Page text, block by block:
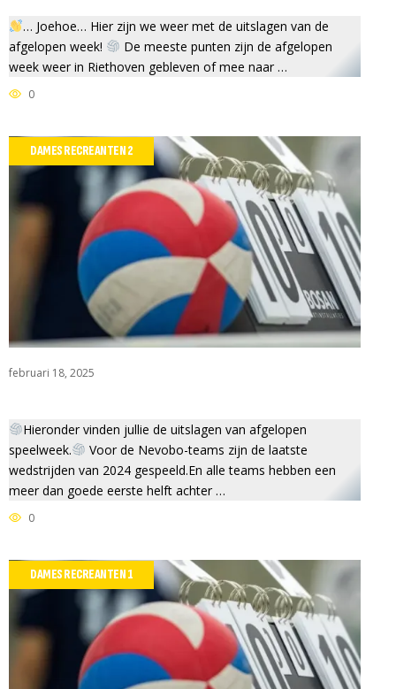
… Joehoe… Hier zijn we weer met de uitslagen van de
afgelopen week!
De meeste punten zijn de afgelopen
week weer in Riethoven gebleven of mee naar …
0
DAMES RECREANTEN 2
februari 18, 2025
Hieronder vinden jullie de uitslagen van afgelopen
speelweek.
Voor de Nevobo-teams zijn de laatste
wedstrijden van 2024 gespeeld.En alle teams hebben een
meer dan goede eerste helft achter …
0
DAMES RECREANTEN 1